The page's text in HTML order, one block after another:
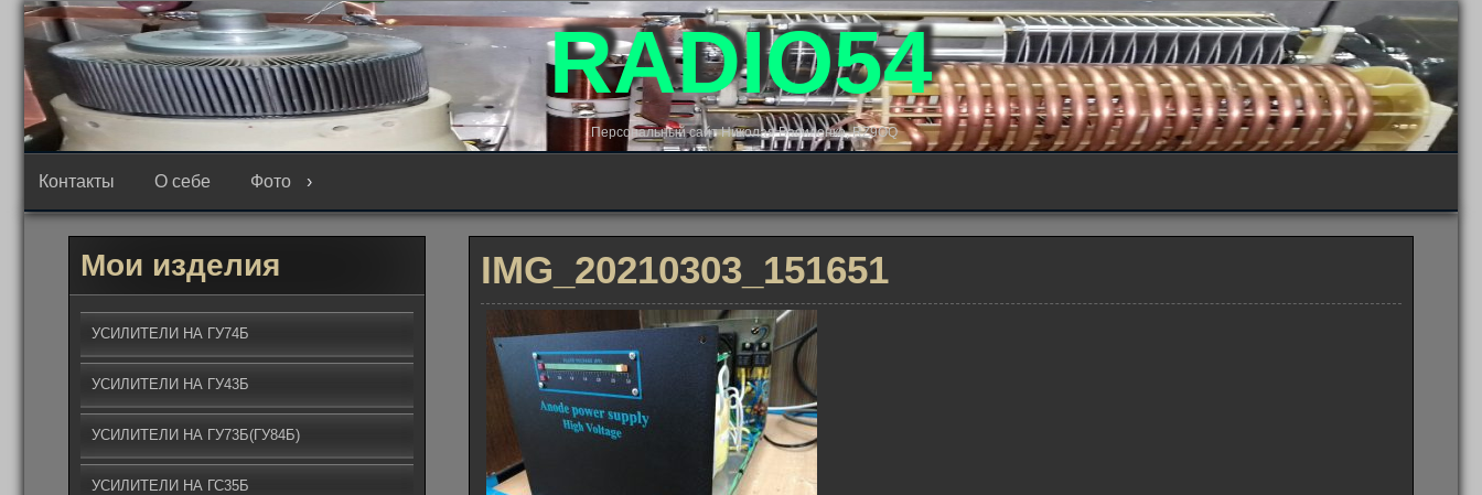
Перейти
к
содержимому
RADIO54
Персональный сайт Николая Василенко, RZ9OQ
Контакты О себе Фото
IMG_20210303_151651
Мои изделия
УСИЛИТЕЛИ НА ГУ74Б
УСИЛИТЕЛИ НА ГУ43Б
УСИЛИТЕЛИ НА ГУ73Б(ГУ84Б)
УСИЛИТЕЛИ НА ГС35Б